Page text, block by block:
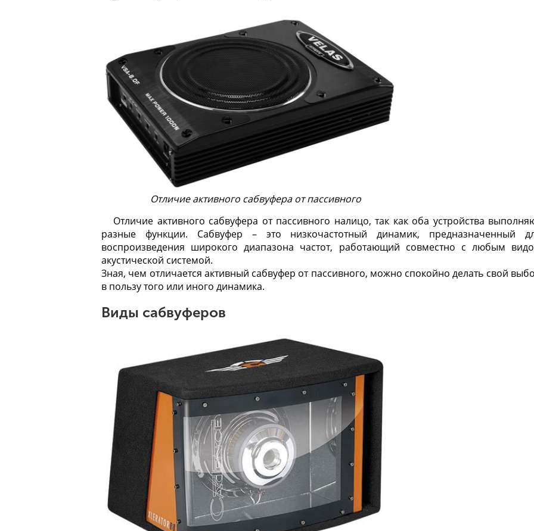
Отличие активного сабвуфера от пассивного
Отличие активного сабвуфера от пассивного налицо, так как оба устройства
разные функции. Сабвуфер – это низкочастотный динамик, предназначенный
воспроизведения широкого диапазона частот, работающий совместно с любым
акустической системой.
Зная, чем отличается активный сабвуфер от пассивного, можно спокойно делать свой
в пользу того или иного динамика.
Виды сабвуферов